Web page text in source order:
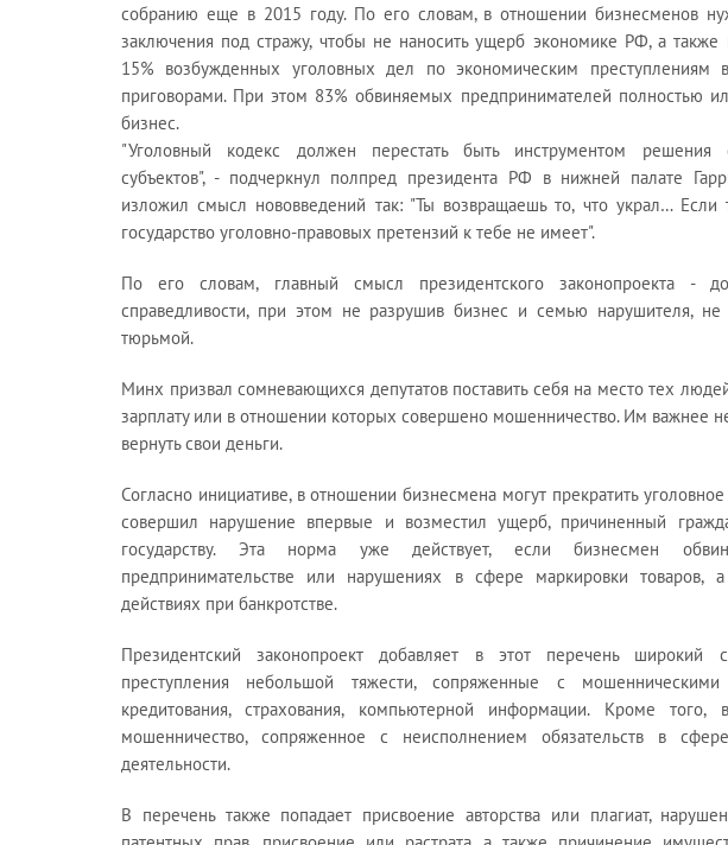
собранию еще в 2015 году. По его словам, в отношении бизнесменов
заключения под стражу, чтобы не наносить ущерб экономике РФ, а также
15% возбужденных уголовных дел по экономическим преступлениям в
приговорами. При этом 83% обвиняемых предпринимателей полностью
бизнес.
"Уголовный кодекс должен перестать быть инструментом решения
субъектов", - подчеркнул полпред президента РФ в нижней палате
изложил смысл нововведений так: "Ты возвращаешь то, что украл… Если
государство уголовно-правовых претензий к тебе не имеет".
По его словам, главный смысл президентского законопроекта -
справедливости, при этом не разрушив бизнес и семью нарушителя, не
тюрьмой.
Минх призвал сомневающихся депутатов поставить себя на место тех
зарплату или в отношении которых совершено мошенничество. Им важнее
вернуть свои деньги.
Согласно инициативе, в отношении бизнесмена могут прекратить
совершил нарушение впервые и возместил ущерб, причиненный
государству. Эта норма уже действует, если бизнесмен
предпринимательстве или нарушениях в сфере маркировки товаров,
действиях при банкротстве.
Президентский законопроект добавляет в этот перечень широкий
преступления небольшой тяжести, сопряженные с
кредитования, страхования, компьютерной информации. Кроме
мошенничество, сопряженное с неисполнением обязательств в
деятельности.
В перечень также попадает присвоение авторства или плагиат,